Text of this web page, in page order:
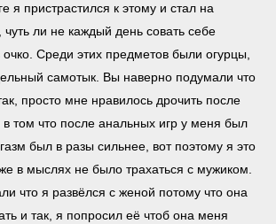
я пристрастился к этому и стал на
чуть ли не каждый день совать себе
Среди этих предметов были огурцы,
самотык. Вы наверно подумали что
просто мне нравилось дрочить после
том что после анальных игр у меня был
был в разы сильнее, вот поэтому я это
в мыслях не было трахаться с мужиком.
что я развёлся с женой потому что она
и так, я попросил её чтоб она меня